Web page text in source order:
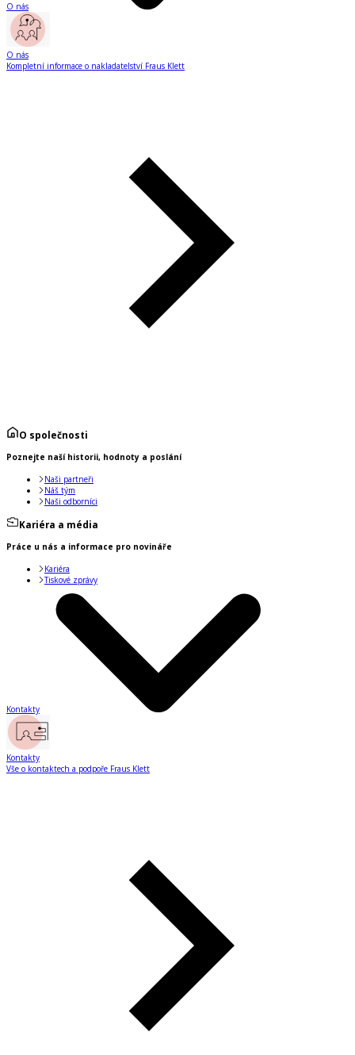
O nás
O nás
Kompletní informace o nakladatelství Fraus Klett
O společnosti
Poznejte naší historii, hodnoty a poslání
Naši partneři
Náš tým
Naši odborníci
Kariéra a média
Práce u nás a informace pro novináře
Kariéra
Tiskové zprávy
Kontakty
Kontakty
Vše o kontaktech a podpoře Fraus Klett